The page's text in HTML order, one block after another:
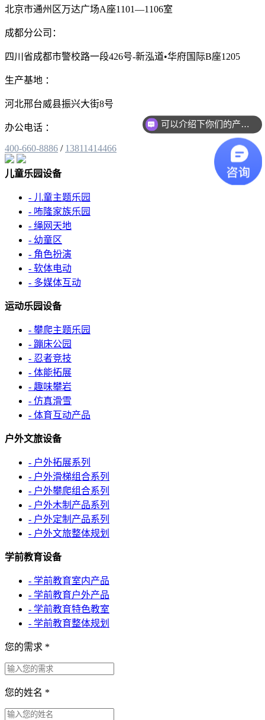
北京市通州区万达广场A座1101—1106室
成都分公司：
四川省成都市警校路一段426号-新泓道•华府国际B座1205
生产基地 ：
河北邢台威县振兴大街8号
办公电话 ：
400-660-8886 / 13811414466
儿童乐园设备
- 儿童主题乐园
- 咘隆家族乐园
- 绳网天地
- 幼童区
- 角色扮演
- 软体电动
- 多媒体互动
运动乐园设备
- 攀爬主题乐园
- 蹦床公园
- 忍者竞技
- 体能拓展
- 趣味攀岩
- 仿真滑雪
- 体育互动产品
户外文旅设备
- 户外拓展系列
- 户外滑梯组合系列
- 户外攀爬组合系列
- 户外木制产品系列
- 户外定制产品系列
- 户外文旅整体规划
学前教育设备
- 学前教育室内产品
- 学前教育户外产品
- 学前教育特色教室
- 学前教育整体规划
您的需求 *
您的姓名 *
可以介绍下你们的产品么？